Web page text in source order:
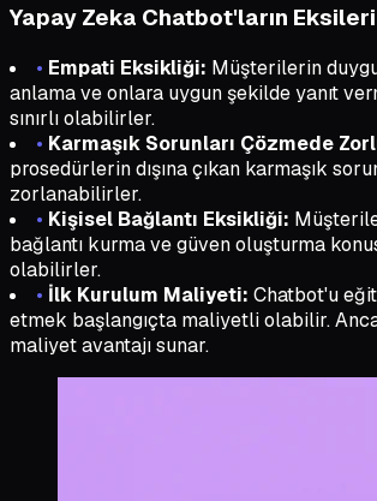
Yapay Zeka Chatbot'ların Eksileri
• Empati Eksikliği: Müşterilerin
anlama ve onlara uygun şekilde yanıt
sınırlı olabilirler.
• Karmaşık Sorunları Çözmede
prosedürlerin dışına çıkan karmaşık
zorlanabilirler.
• Kişisel Bağlantı Eksikliği:
bağlantı kurma ve güven oluşturma
olabilirler.
• İlk Kurulum Maliyeti: Chatbot'u
etmek başlangıçta maliyetli olabilir.
maliyet avantajı sunar.